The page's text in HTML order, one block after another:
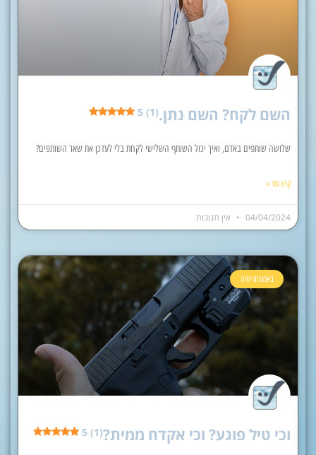
השם לקח? השם נתן.5 (1)
שלושה שותפים באדם, ואיך יכול השותף השלישי לקחת בלי לעדכן את שאר השותפים?
קרא עוד »
04/04/2024 אין תגובות
באמונתו יחיה
וכי טיל פוגע? וכי אקדח ממית?5 (1)